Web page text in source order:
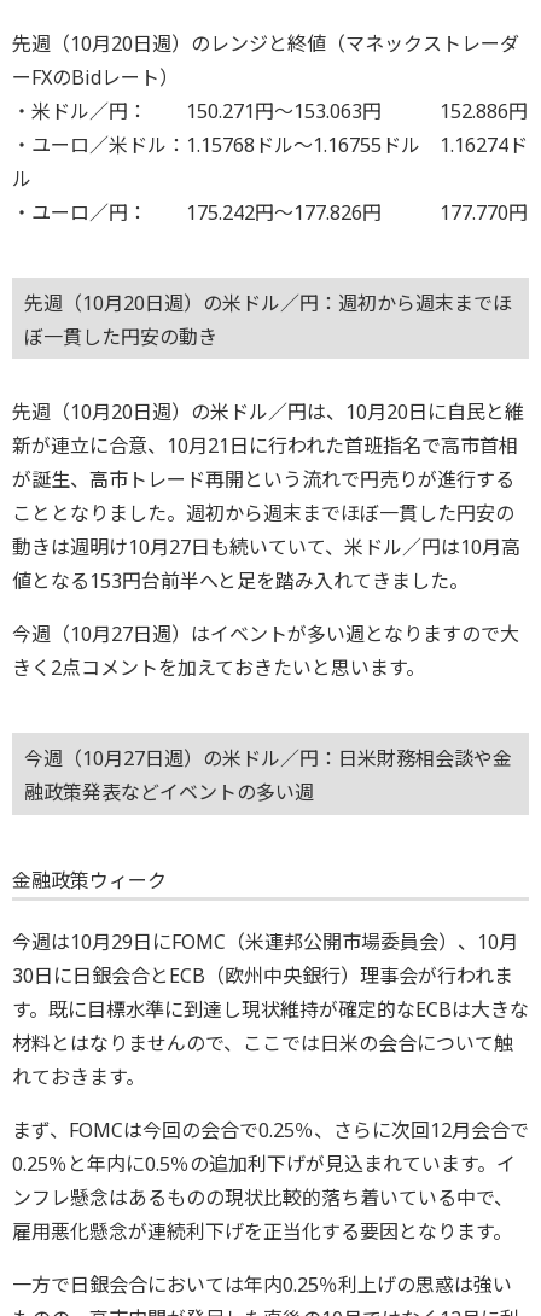
先週（10月20日週）のレンジと終値（マネックストレーダ
ーFXのBidレート）
・米ドル／円： 150.271円～153.063円 152.886円
・ユーロ／米ドル：1.15768ドル～1.16755ドル 1.16274ド
ル
・ユーロ／円： 175.242円～177.826円 177.770円
先週（10月20日週）の米ドル／円：週初から週末までほ
ぼ一貫した円安の動き
先週（10月20日週）の米ドル／円は、10月20日に自民と維
新が連立に合意、10月21日に行われた首班指名で高市首相
が誕生、高市トレード再開という流れで円売りが進行する
こととなりました。週初から週末までほぼ一貫した円安の
動きは週明け10月27日も続いていて、米ドル／円は10月高
値となる153円台前半へと足を踏み入れてきました。
今週（10月27日週）はイベントが多い週となりますので大
きく2点コメントを加えておきたいと思います。
今週（10月27日週）の米ドル／円：日米財務相会談や金
融政策発表などイベントの多い週
金融政策ウィーク
今週は10月29日にFOMC（米連邦公開市場委員会）、10月
30日に日銀会合とECB（欧州中央銀行）理事会が行われま
す。既に目標水準に到達し現状維持が確定的なECBは大きな
材料とはなりませんので、ここでは日米の会合について触
れておきます。
まず、FOMCは今回の会合で0.25％、さらに次回12月会合で
0.25％と年内に0.5％の追加利下げが見込まれています。イ
ンフレ懸念はあるものの現状比較的落ち着いている中で、
雇用悪化懸念が連続利下げを正当化する要因となります。
一方で日銀会合においては年内0.25％利上げの思惑は強い